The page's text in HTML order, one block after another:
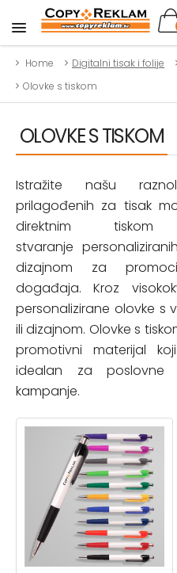
Home Digitalni tisak i folije
Olovke s tiskom
OLOVKE S TISKOM
Istražite našu
prilagođenih za tisak
direktnim
stvaranje
dizajnom za
događaja. Kroz
personalizirane olovke s
ili dizajnom. Olovke s
promotivni materijal
idealan za poslovne
kampanje.